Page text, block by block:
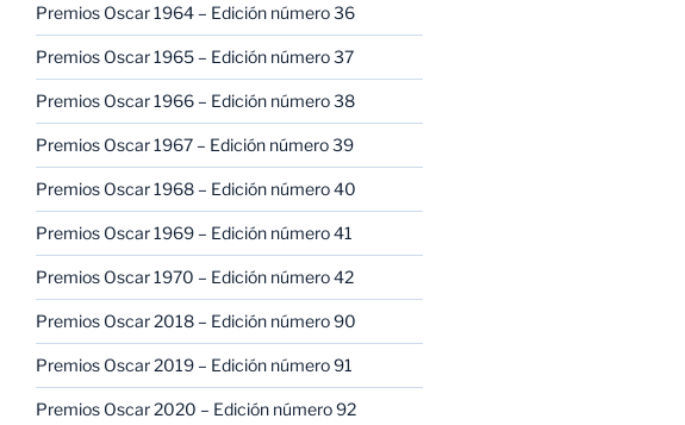
Premios Oscar 1964 – Edición número 36
Premios Oscar 1965 – Edición número 37
Premios Oscar 1966 – Edición número 38
Premios Oscar 1967 – Edición número 39
Premios Oscar 1968 – Edición número 40
Premios Oscar 1969 – Edición número 41
Premios Oscar 1970 – Edición número 42
Premios Oscar 2018 – Edición número 90
Premios Oscar 2019 – Edición número 91
Premios Oscar 2020 – Edición número 92